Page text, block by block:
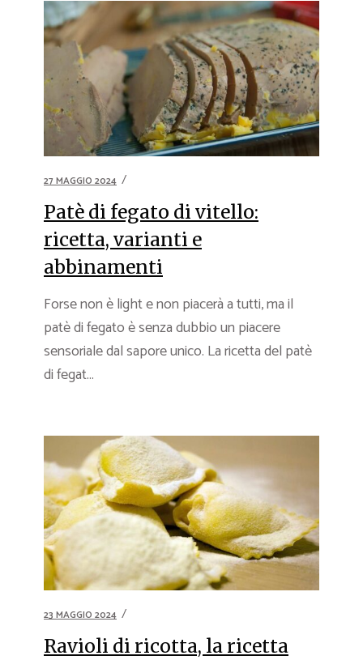
27 MAGGIO 2024
Patè di fegato di vitello:
ricetta, varianti e
abbinamenti
Forse non è light e non piacerà a tutti, ma il
patè di fegato è senza dubbio un piacere
sensoriale dal sapore unico. La ricetta del patè
di fegat...
23 MAGGIO 2024
Ravioli di ricotta, la ricetta